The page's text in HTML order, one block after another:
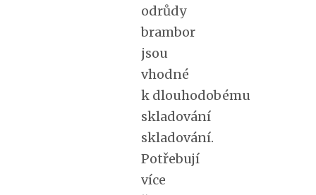
odrůdy
brambor
jsou
vhodné
k dlouhodobému
skladování
skladování.
Potřebují
více